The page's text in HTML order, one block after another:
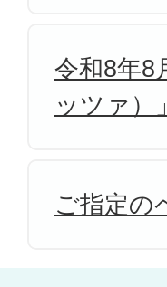
令和8年8
ッツァ）
ご指定の